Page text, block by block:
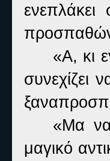
«Α, κι
συνεχίζει
«Μα
μαγικό